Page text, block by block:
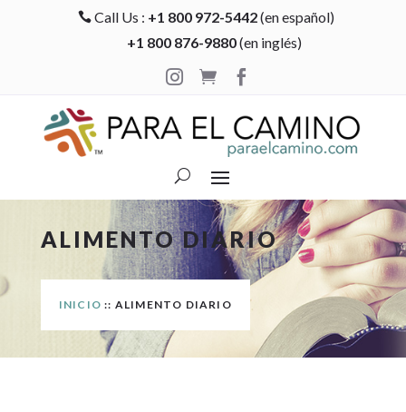
 Call Us : +1 800 972-5442(en español)
+1 800 876-9880(en inglés)

 
ALIMENTO DIARIO
INICIO :: ALIMENTO DIARIO